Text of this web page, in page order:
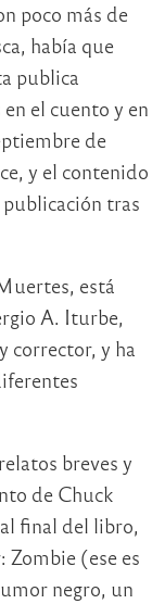
poco más de
había que
publica
el cuento y en
de
y el contenido
tras
está
A. Iturbe,
corrector, y ha
breves y
de Chuck
final del libro,
Zombie (ese es
negro, un